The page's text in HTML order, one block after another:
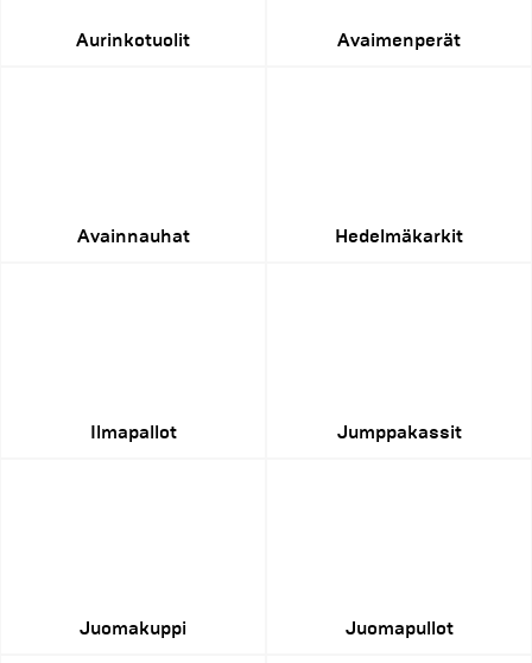
Aurinkotuolit Avaimenperät
Avainnauhat Hedelmäkarkit
Ilmapallot Jumppakassit
Juomakuppi Juomapullot